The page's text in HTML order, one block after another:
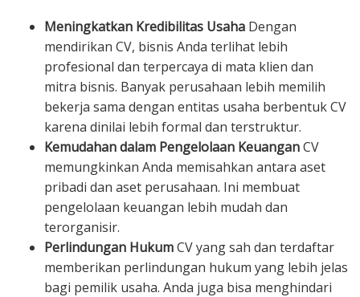
Meningkatkan Kredibilitas Usaha Dengan
mendirikan CV, bisnis Anda terlihat lebih
profesional dan terpercaya di mata klien dan
mitra bisnis. Banyak perusahaan lebih memilih
bekerja sama dengan entitas usaha berbentuk CV
karena dinilai lebih formal dan terstruktur.
Kemudahan dalam Pengelolaan KeuanganCV
memungkinkan Anda memisahkan antara aset
pribadi dan aset perusahaan. Ini membuat
pengelolaan keuangan lebih mudah dan
terorganisir.
Perlindungan HukumCV yang sah dan terdaftar
memberikan perlindungan hukum yang lebih jelas
bagi pemilik usaha. Anda juga bisa menghindari